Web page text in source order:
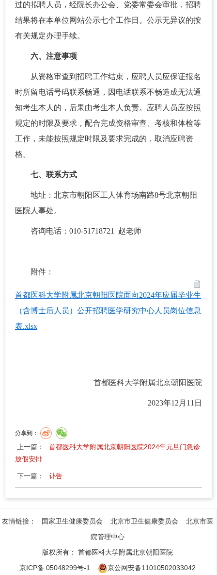
过的拟聘人员，经院长办公会、党委常委会审批，招聘
结果将在本单位网站公示七个工作日。公示无异议的按
有关规定办理手续。
六、注意事项
从资格审查到招聘工作结束，应聘人员应保证报名
时所留电话号码联系畅通，因电话联系不畅造成无法通
知考生本人的，后果由考生本人负责。应聘人员应按照
规定的时限及要求，配合完成资格审查、考核和体检等
工作，未能按照规定时限及要求完成的，取消应聘资
格。
七、联系方式
地址：北京市朝阳区工人体育场南路8号北京朝阳
医院人事处。
咨询电话：010-51718721 赵老师
附件：
首都医科大学附属北京朝阳医院面向2024年应届毕业生
（含博士后人员）公开招聘医学研究中心人员岗位信息
表.xlsx
首都医科大学附属北京朝阳医院
2023年12月11日
分享到：
上一篇：
首都医科大学附属北京朝阳医院2024年元旦门急诊
放假安排
下一篇： 讣告
友情链接： 国家卫生健康委员会 北京市卫生健康委员会
北京市医
院管理中心
版权所有： 首都医科大学附属北京朝阳医院
京ICP备 05048299号-1
京公网安备11010502033042